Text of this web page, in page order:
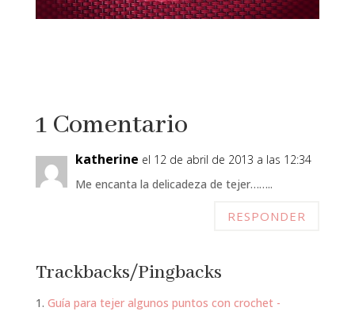
1 Comentario
katherine el 12 de abril de 2013 a las 12:34
Me encanta la delicadeza de tejer……..
RESPONDER
Trackbacks/Pingbacks
Guía para tejer algunos puntos con crochet -